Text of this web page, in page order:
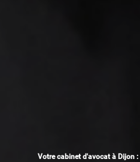
Votre cabinet d'avocat à Dijon :